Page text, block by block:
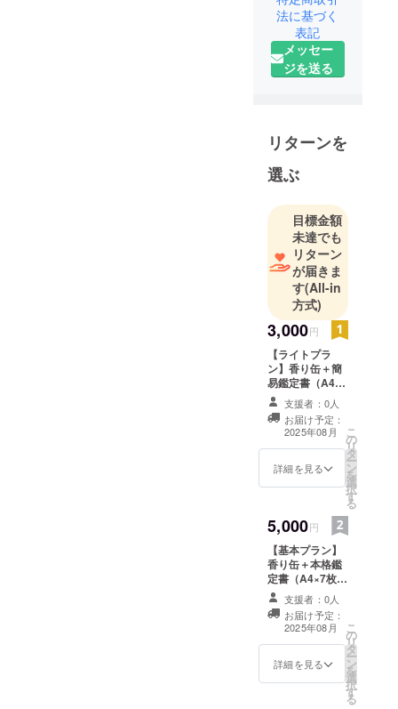
法に基づく
表記
メッセー
ジを送る
リターンを
選ぶ
目標金額
未達でも
リターン
が届きま
す(All-in
方式)
3,000円
【ライトプラ
ン】香り缶＋簡
易鑑定書（A4×2
枚） 香り×カ
ラー×運気をもと
にした、 “あな
ただけ”の香り缶
と簡易鑑定書の
セットです。 占
色を選び、 香り
缶としてお守り
のようにお届け
します。 鑑定書
はA4用紙2枚に
読みやすくまと
め、 運気やテー
マをやさしく解
説しています。
※支援の際、備考
欄にご希望内容
の記入をお願い
支援者：0人
お届け予定：
2025年08月
詳細を見る
こ
の
リ
タ
ー
ン
を
選
択
す
る
5,000円
【基本プラン】
香り缶＋本格鑑
定書（A4×7枚）
占い結果を丁寧
にまとめた本格
鑑定書と、 あな
た専用に調合さ
れた香り缶の
セットです。 鑑
定書はA4×7枚構
支援者：0人
お届け予定：
2025年08月
詳細を見る
こ
の
リ
タ
ー
ン
を
選
択
す
る